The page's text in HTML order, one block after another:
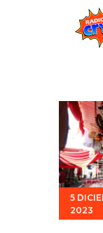
Para ti
5
2023